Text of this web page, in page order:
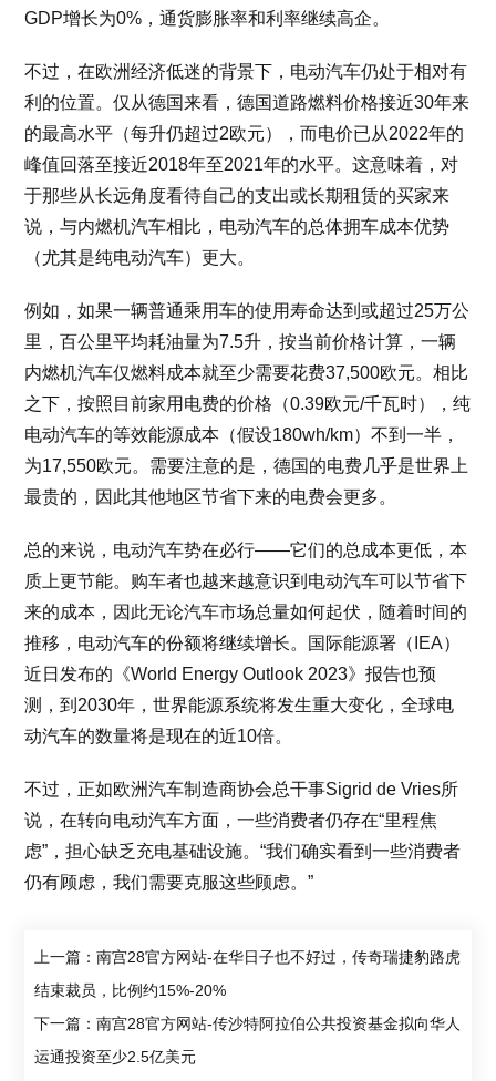
GDP增长为0%，通货膨胀率和利率继续高企。
不过，在欧洲经济低迷的背景下，电动汽车仍处于相对有
利的位置。仅从德国来看，德国道路燃料价格接近30年来
的最高水平（每升仍超过2欧元），而电价已从2022年的
峰值回落至接近2018年至2021年的水平。这意味着，对
于那些从长远角度看待自己的支出或长期租赁的买家来
说，与内燃机汽车相比，电动汽车的总体拥车成本优势
（尤其是纯电动汽车）更大。
例如，如果一辆普通乘用车的使用寿命达到或超过25万公
里，百公里平均耗油量为7.5升，按当前价格计算，一辆
内燃机汽车仅燃料成本就至少需要花费37,500欧元。相比
之下，按照目前家用电费的价格（0.39欧元/千瓦时），纯
电动汽车的等效能源成本（假设180wh/km）不到一半，
为17,550欧元。需要注意的是，德国的电费几乎是世界上
最贵的，因此其他地区节省下来的电费会更多。
总的来说，电动汽车势在必行——它们的总成本更低，本
质上更节能。购车者也越来越意识到电动汽车可以节省下
来的成本，因此无论汽车市场总量如何起伏，随着时间的
推移，电动汽车的份额将继续增长。国际能源署（IEA）
近日发布的《World Energy Outlook 2023》报告也预
测，到2030年，世界能源系统将发生重大变化，全球电
动汽车的数量将是现在的近10倍。
不过，正如欧洲汽车制造商协会总干事Sigrid de Vries所
说，在转向电动汽车方面，一些消费者仍存在“里程焦
虑”，担心缺乏充电基础设施。“我们确实看到一些消费者
仍有顾虑，我们需要克服这些顾虑。”
上一篇：南宫28官方网站-在华日子也不好过，传奇瑞捷豹路虎
结束裁员，比例约15%-20%
下一篇：南宫28官方网站-传沙特阿拉伯公共投资基金拟向华人
运通投资至少2.5亿美元